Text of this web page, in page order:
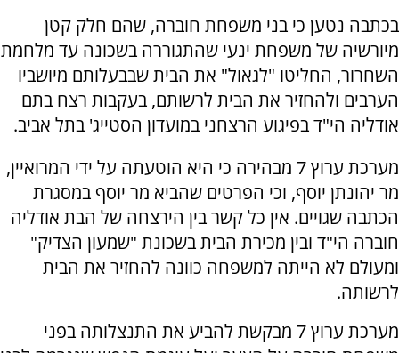
בכתבה נטען כי בני משפחת חוברה, שהם חלק קטן
מיורשיה של משפחת ינעי שהתגוררה בשכונה עד מלחמת
השחרור, החליטו "לגאול" את הבית שבבעלותם מיושביו
הערבים ולהחזיר את הבית לרשותם, בעקבות רצח בתם
אודליה הי"ד בפיגוע הרצחני במועדון הסטייג' בתל אביב.
מערכת ערוץ 7 מבהירה כי היא הוטעתה על ידי המרואיין,
מר יהונתן יוסף, וכי הפרטים שהביא מר יוסף במסגרת
הכתבה שגויים. אין כל קשר בין הירצחה של הבת אודליה
חוברה הי"ד ובין מכירת הבית בשכונת "שמעון הצדיק"
ומעולם לא הייתה למשפחה כוונה להחזיר את הבית
לרשותה.
מערכת ערוץ 7 מבקשת להביע את התנצלותה בפני